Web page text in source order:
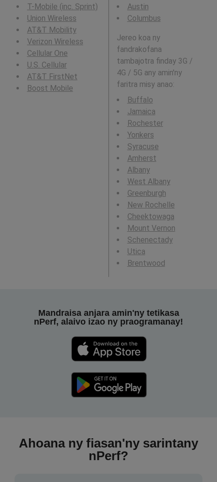
T-Mobile (inc. Sprint)
Union Wireless
AT&T Mobility
Verizon Wireless
Cellular One
U.S. Cellular
AT&T FirstNet
Boost Mobile
Austin
Columbus
Jereo koa ny
fandrakofana
tambajotra finday 3G /
4G / 5G any amin'ny
faritra misy anao:
Buffalo
Jamaica
Rochester
Yonkers
Syracuse
Amherst
Albany
West Albany
Greenburgh
New Rochelle
Cheektowaga
Mount Vernon
Schenectady
Utica
Brentwood
Mandraisa anjara amin'ny tetikasa
nPerf, alaivo izao ny praogramanay!
Ahoana ny fiasan'ny sarintany
nPerf?